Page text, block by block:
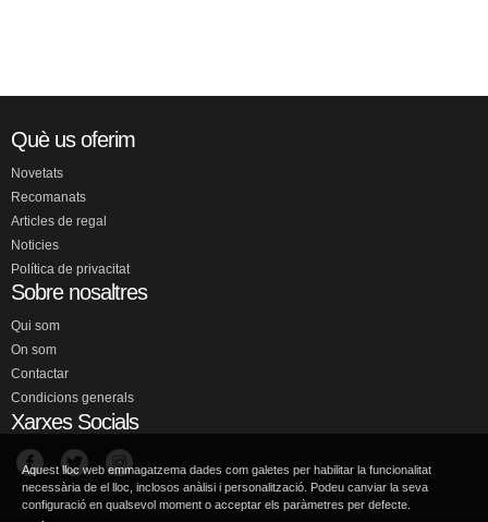
Què us oferim
Novetats
Recomanats
Articles de regal
Noticies
Política de privacitat
Sobre nosaltres
Qui som
On som
Contactar
Condicions generals
Xarxes Socials
Aquest lloc web emmagatzema dades com galetes per habilitar la funcionalitat
necessària de el lloc, inclosos anàlisi i personalització. Podeu canviar la seva
configuració en qualsevol moment o acceptar els paràmetres per defecte.